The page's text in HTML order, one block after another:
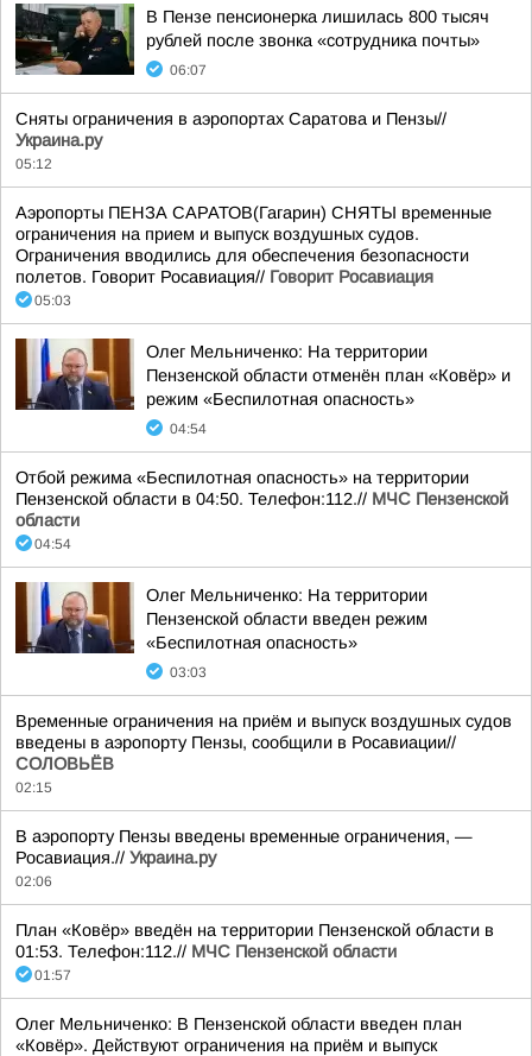
В Пензе пенсионерка лишилась 800 тысяч
рублей после звонка «сотрудника почты»
06:07
Сняты ограничения в аэропортах Саратова и Пензы//
Украина.ру
05:12
Аэропорты ПЕНЗА САРАТОВ(Гагарин) СНЯТЫ временные
ограничения на прием и выпуск воздушных судов.
Ограничения вводились для обеспечения безопасности
полетов. Говорит Росавиация// Говорит Росавиация
05:03
Олег Мельниченко: На территории
Пензенской области отменён план «Ковёр» и
режим «Беспилотная опасность»
04:54
Отбой режима «Беспилотная опасность» на территории
Пензенской области в 04:50. Телефон:112.// МЧС Пензенской
области
04:54
Олег Мельниченко: На территории
Пензенской области введен режим
«Беспилотная опасность»
03:03
Временные ограничения на приём и выпуск воздушных судов
введены в аэропорту Пензы, сообщили в Росавиации//
СОЛОВЬЁВ
02:15
В аэропорту Пензы введены временные ограничения, —
Росавиация.// Украина.ру
02:06
План «Ковёр» введён на территории Пензенской области в
01:53. Телефон:112.// МЧС Пензенской области
01:57
Олег Мельниченко: В Пензенской области введен план
«Ковёр». Действуют ограничения на приём и выпуск